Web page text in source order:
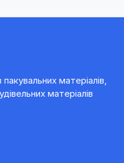
матеріалів,
матеріалів